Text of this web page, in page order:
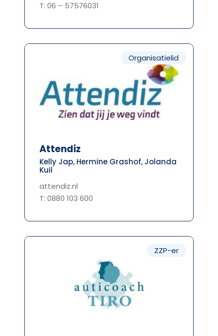
T: 06 – 57576031
Organisatielid
Attendiz
Kelly Jap, Hermine Grashof, Jolanda
Kuil
attendiz.nl
T: 0880 103 600
ZZP-er